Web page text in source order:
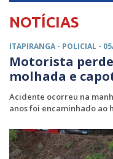
NOTÍCIAS
ITAPIRANGA - POLICIAL -
Motorista
molhada e
Acidente ocorreu na
anos foi encaminhado ao